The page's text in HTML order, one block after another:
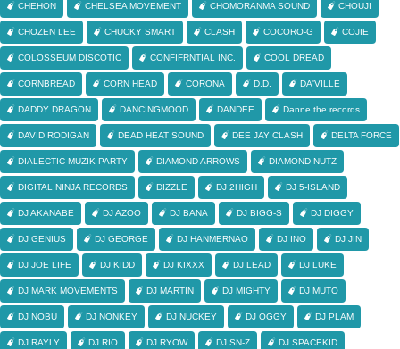
CHEHON CHELSEA MOVEMENT CHOMORANMA SOUND CHOUJI
CHOZEN LEE CHUCKY SMART CLASH COCORO-G COJIE
COLOSSEUM DISCOTIC CONFIFRNTIAL INC. COOL DREAD
CORNBREAD CORN HEAD CORONA D.D. DA'VILLE
DADDY DRAGON DANCINGMOOD DANDEE Danne the records
DAVID RODIGAN DEAD HEAT SOUND DEE JAY CLASH DELTA FORCE
DIALECTIC MUZIK PARTY DIAMOND ARROWS DIAMOND NUTZ
DIGITAL NINJA RECORDS DIZZLE DJ 2HIGH DJ 5-ISLAND
DJ AKANABE DJ AZOO DJ BANA DJ BIGG-S DJ DIGGY
DJ GENIUS DJ GEORGE DJ HANMERNAO DJ INO DJ JIN
DJ JOE LIFE DJ KIDD DJ KIXXX DJ LEAD DJ LUKE
DJ MARK MOVEMENTS DJ MARTIN DJ MIGHTY DJ MUTO
DJ NOBU DJ NONKEY DJ NUCKEY DJ OGGY DJ PLAM
DJ RAYLY DJ RIO DJ RYOW DJ SN-Z DJ SPACEKID